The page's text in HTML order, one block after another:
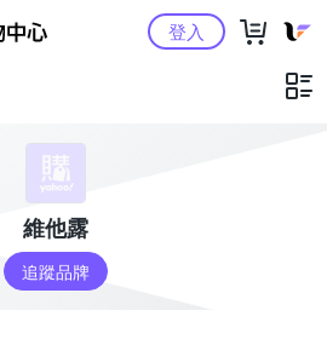
Yahoo購物中心登入
維他露
追蹤品牌